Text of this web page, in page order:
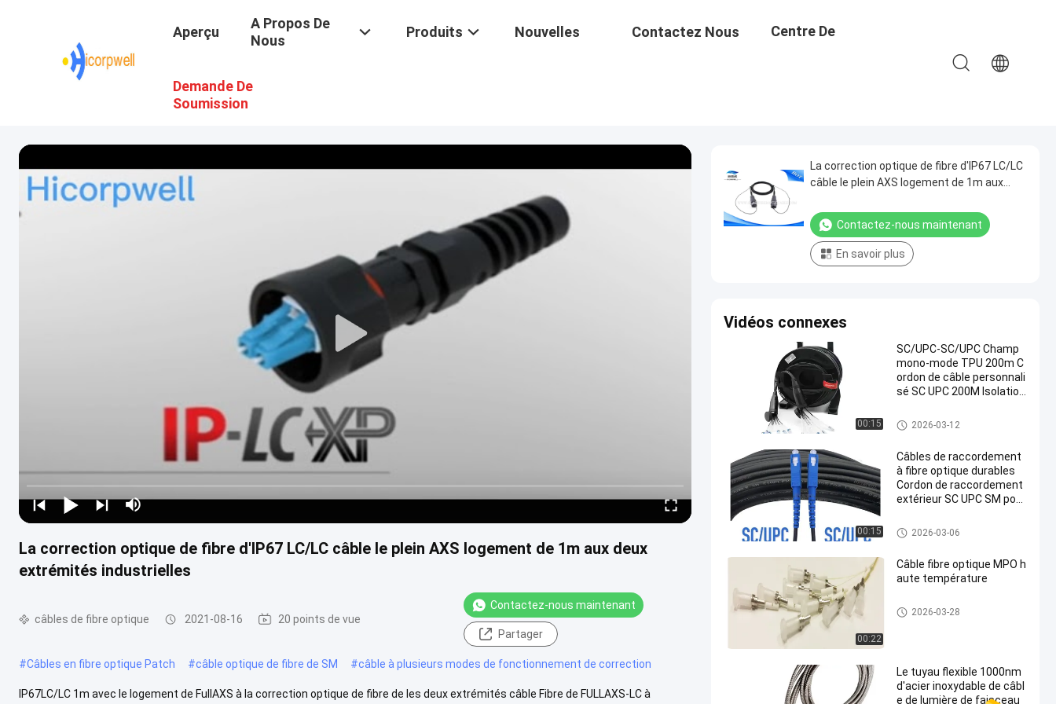
Aperçu
A Propos De
Nous
Produits Nouvelles Contactez Nous Centre De
Demande De
Soumission
La correction optique de fibre d'IP67 LC/LC câble le plein AXS logement de 1m aux deux
extrémités industrielles
câbles de fibre optique 2021-08-16 20 points de vue
Contactez-nous maintenant
Partager
#Câbles en fibre optique Patch #câble optique de fibre de SM #câble à plusieurs modes de fonctionnement de correction
IP67LC/LC 1m avec le logement de FullAXS à la correction optique de fibre de les deux extrémités câble Fibre de FULLAXS-LC à
La correction optique de fibre d'IP67 LC/LC
câble le plein AXS logement de 1m aux
Contactez-nous maintenant
En savoir plus
Vidéos connexes
00:15
SC/UPC-SC/UPC Champ
mono-mode TPU 200m C
ordon de câble personnali
sé SC UPC 200M Isolation
câbles de fibre optique
2026-03-12
00:15
Câbles de raccordement
à fibre optique durables
Cordon de raccordement
extérieur SC UPC SM pour
tion
câbles de fibre optique
2026-03-06
00:22
Câble fibre optique MPO h
aute température
câbles de fibre optique
2026-03-28
Le tuyau flexible 1000nm
d'acier inoxydable de câbl
e de lumière de faisceau